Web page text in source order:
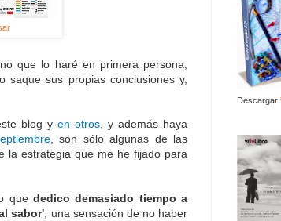
que lo haré en primera persona,
saque sus propias conclusiones y,
blog yen otros , y además haya
, son sólo algunas de las
la estrategia que me he fijado para
que dedico demasiado tiempo a
sabor' , una sensación de no haber
Descargar